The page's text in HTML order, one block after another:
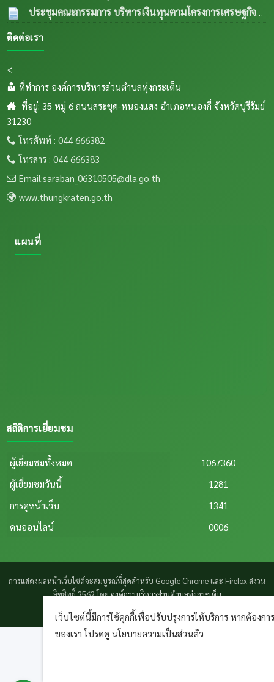
2569
รายใหม่ (กรณีลูกตัวที่ 1 เพศเมีย อายุครบ 18 เดือน ขยายให้
เกษตรกรรายใหม่) เป็นการส่งพื้นทีตำบลทุ่งกเสริมอาชีพเลี้ยง
สัตว์แก่เกษตรกรในระเต็น โดยการให้ยืมเพื่อการผลิต ภายใต้
ประชุมคณะกรรมการ บริหารเงินทุนตามโครงการเศรษฐกิจ
ติดต่อเรา
<
ที่ทำการ องค์การบริหารส่วนตำบลทุ่งกระเต็น
ที่อยู่: 35 หมู่ 6 ถนนสระขุด-หนองแสง อำเภอหนองกี่ จังหวัดบุรีรัมย์
31230
โทรศัพท์ : 044 666382
โทรสาร : 044 666383
Email:saraban_06310505@dla.go.th
www.thungkraten.go.th
แผนที่
สถิติการเยี่ยมชม
ผู้เยี่ยมชมทั้งหมด
1067360
ผู้เยี่ยมชมวันนี้
1281
การดูหน้าเว็บ
1341
คนออนไลน์
0006
การแสดงผลหน้าเว็บไซต์จะสมบูรณ์ที่สุดสำหรับ Google Chrome และ Firefox สงวน
ลิขสิทธิ์ 2562 โดยองค์การบริหารส่วนตำบลทุ่งกระเต็น
page process
0.0743
เว็บไซต์นี้มีการใช้คุกกี้เพื่อปรับปรุงการให้บริการ หากต้องกา
ของเรา โปรดดู นโยบายความเป็นส่วนตัว